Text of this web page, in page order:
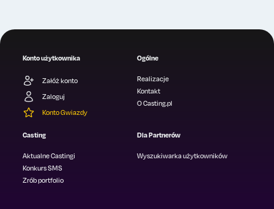
Konto użytkownika
Załóż konto
Zaloguj
Konto Gwiazdy
Ogólne
Realizacje
Kontakt
O Casting.pl
Casting
Aktualne Castingi
Konkurs SMS
Zrób portfolio
Dla Partnerów
Wyszukiwarka użytkowników